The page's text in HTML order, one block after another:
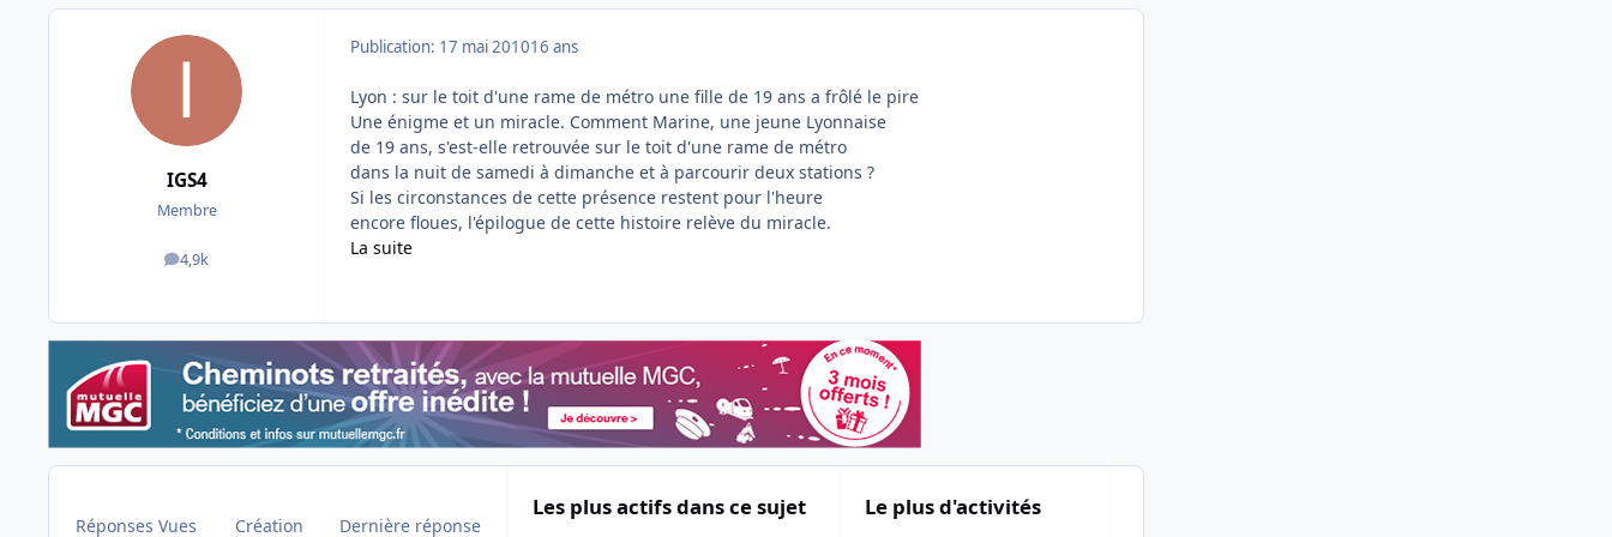
IGS4
Membre
4,9k
messages
Publication: 17 mai 201016 ans
Lyon : sur le toit d'une rame de métro une fille de 19 ans a frôlé le pire
Une énigme et un miracle. Comment Marine, une jeune Lyonnaise
de 19 ans, s'est-elle retrouvée sur le toit d'une rame de métro
dans la nuit de samedi à dimanche et à parcourir deux stations ?
Si les circonstances de cette présence restent pour l'heure
encore floues, l'épilogue de cette histoire relève du miracle.
La suite
Réponses Vues Création Dernière réponse
Les plus actifs dans ce sujet Le plus d'activités